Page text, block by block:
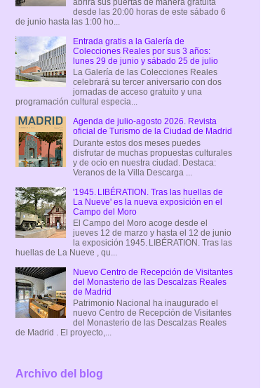
desde las 20:00 horas de este sábado 6
de junio hasta las 1:00 ho...
Entrada gratis a la Galería de
Colecciones Reales por sus 3 años:
lunes 29 de junio y sábado 25 de julio
La Galería de las Colecciones Reales
celebrará su tercer aniversario con dos
jornadas de acceso gratuito y una
programación cultural especia...
Agenda de julio-agosto 2026. Revista
oficial de Turismo de la Ciudad de Madrid
Durante estos dos meses puedes
disfrutar de muchas propuestas culturales
y de ocio en nuestra ciudad. Destaca:
Veranos de la Villa Descarga ...
'1945. LIBÉRATION. Tras las huellas de
La Nueve' es la nueva exposición en el
Campo del Moro
El Campo del Moro acoge desde el
jueves 12 de marzo y hasta el 12 de junio
la exposición 1945. LIBÉRATION. Tras las
huellas de La Nueve , qu...
Nuevo Centro de Recepción de Visitantes
del Monasterio de las Descalzas Reales
de Madrid
Patrimonio Nacional ha inaugurado el
nuevo Centro de Recepción de Visitantes
del Monasterio de las Descalzas Reales
de Madrid . El proyecto,...
Archivo del blog